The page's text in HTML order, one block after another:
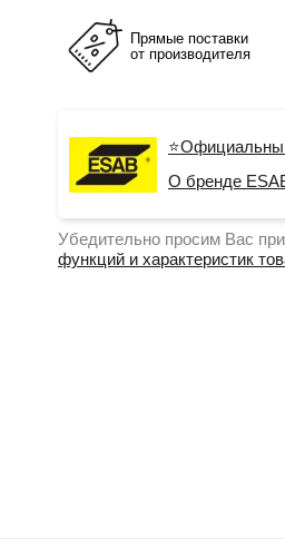
Прямые поставки
от производителя
О бренде
Убедительно просим Вас
функций и характеристик